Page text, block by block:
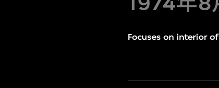
Focuses on interior